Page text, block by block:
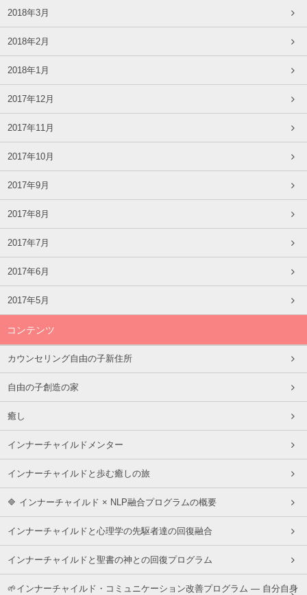
2018年3月
2018年2月
2018年1月
2017年12月
2017年11月
2017年10月
2017年9月
2017年8月
2017年7月
2017年6月
2017年5月
コンテンツ
カウンセリング自由の子新住所
自由の子創造の家
癒し
インナーチャイルドメンター
インナーチャイルドと歩む癒しの旅
🔷 インナーチャイルド × NLP融合プログラムの概要
インナーチャイルドと心理学の先駆者達の回復融合
インナーチャイルドと聖書の神との回復プログラム
🌱インナーチャイルド・コミュニケーション改善プログラム ― 自分自身